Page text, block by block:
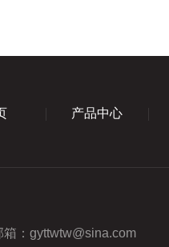
产品中心
箱：gyttwtw@sina.com